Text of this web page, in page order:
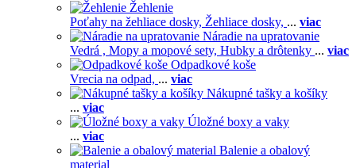
Žehlenie
Poťahy na žehliace dosky, Žehliace dosky, ... viac
Náradie na upratovanie
Vedrá , Mopy a mopové sety, Hubky a drôtenky ... viac
Odpadkové koše
Vrecia na odpad, ... viac
Nákupné tašky a košíky
... viac
Úložné boxy a vaky
... viac
Balenie a obalový
material